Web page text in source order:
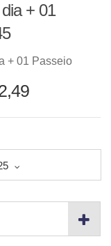
+ 01
+ 01 Passeio